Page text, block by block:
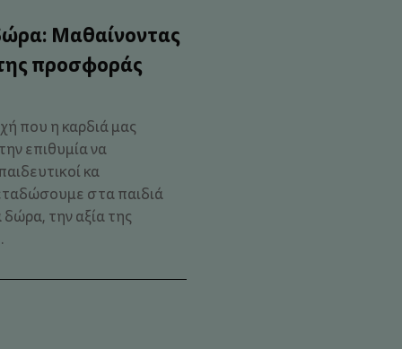
Μαθαίνοντας
προσφοράς
που η καρδιά μας
επιθυμία να
κα
στα παιδιά
την αξία της